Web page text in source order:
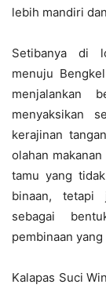
lebih mandiri
Setibanya di
menuju
menjalankan
menyaksikan
kerajinan
olahan
tamu yang
binaan, tetapi
sebagai
pembinaan
Kalapas Suci